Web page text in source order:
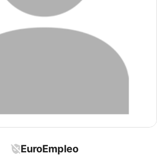
EuroEmpleo